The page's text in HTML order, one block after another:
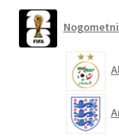
Nogometni